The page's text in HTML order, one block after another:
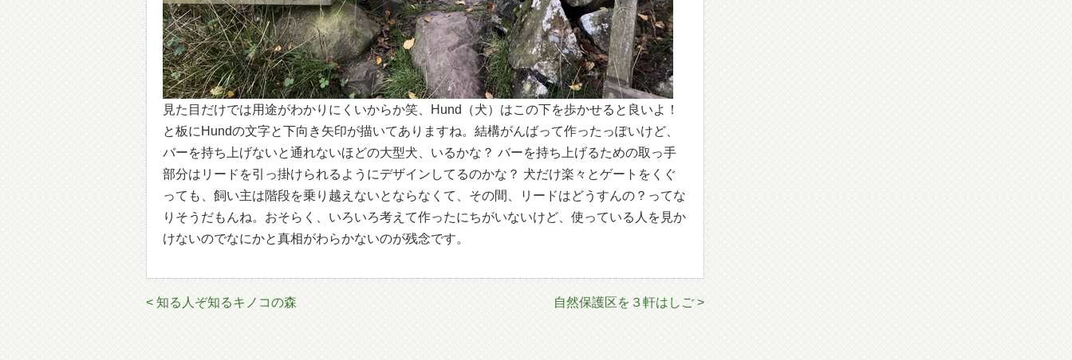
見た目だけでは用途がわかりにくいからか笑、Hund（犬）はこの下を歩かせると良いよ！
と板にHundの文字と下向き矢印が描いてありますね。結構がんばって作ったっぽいけど、
バーを持ち上げないと通れないほどの大型犬、いるかな？ バーを持ち上げるための取っ手
部分はリードを引っ掛けられるようにデザインしてるのかな？ 犬だけ楽々とゲートをくぐ
っても、飼い主は階段を乗り越えないとならなくて、その間、リードはどうすんの？ってな
りそうだもんね。おそらく、いろいろ考えて作ったにちがいないけど、使っている人を見か
けないのでなにかと真相がわらかないのが残念です。
< 知る人ぞ知るキノコの森 自然保護区を３軒はしご >